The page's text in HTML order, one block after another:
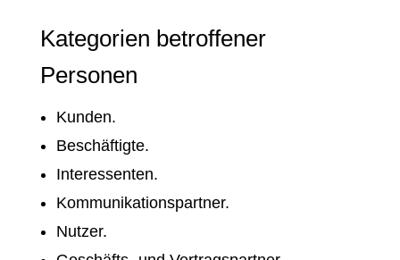
Kategorien betroffener
Personen
Kunden.
Beschäftigte.
Interessenten.
Kommunikationspartner.
Nutzer.